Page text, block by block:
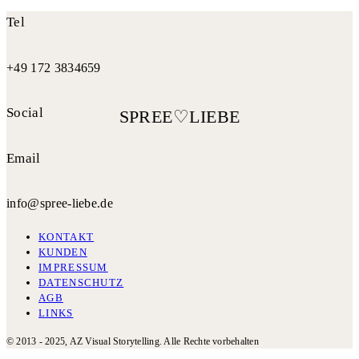
E-Mail *
Telefonnummer
Erreichbarkeit
Tel
+49 172 3834659
Social
Email
info@spree-liebe.de
KONTAKT
KUNDEN
IMPRESSUM
DATENSCHUTZ
AGB
LINKS
© 2013 - 2025, AZ Visual Storytelling. Alle Rechte vorbehalten